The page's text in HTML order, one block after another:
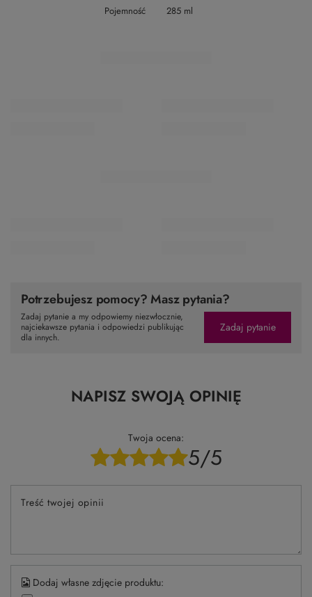
Pojemność 285 ml
Potrzebujesz pomocy? Masz pytania?
Zadaj pytanie a my odpowiemy niezwłocznie,
najciekawsze pytania i odpowiedzi publikując
dla innych.
Zadaj pytanie
NAPISZ SWOJĄ OPINIĘ
Twoja ocena:
5/5
Treść twojej opinii
Dodaj własne zdjęcie produktu: